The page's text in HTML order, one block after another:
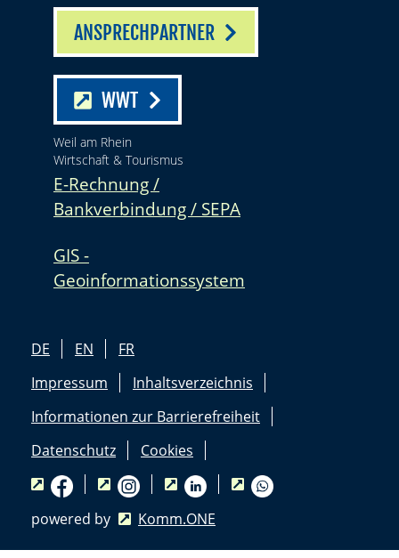
ANSPRECHPARTNER
WWT
Weil am Rhein
Wirtschaft & Tourismus
E-Rechnung /
Bankverbindung / SEPA
GIS -
Geoinformationssystem
DE EN
FR
Impressum
Inhaltsverzeichnis
Informationen zur Barrierefreiheit
Datenschutz
Cookies
powered by Komm.ONE